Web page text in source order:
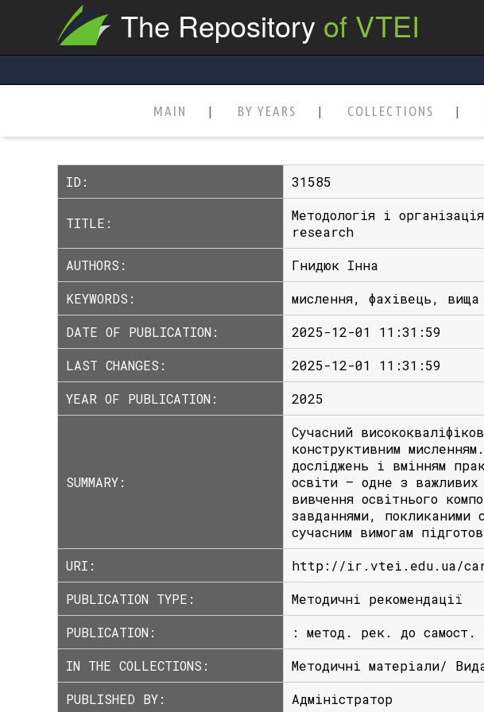
The Repository of VTEI
MAIN BY YEARS COLLECTIONS
ID: 31585
TITLE:
Методологія і
research
AUTHORS:
Гнидюк Інна
KEYWORDS:
мислення, фахівець, вища
DATE OF PUBLICATION:
2025-12-01 11:31:59
LAST CHANGES:
2025-12-01 11:31:59
YEAR OF PUBLICATION:
2025
SUMMARY:
Сучасний
конструктивним
досліджень і вмінням
освіти – одне з
вивчення освітнього
завданнями, покликаними
сучасним вимогам
URI:
http://ir.vtei.edu.ua/
PUBLICATION TYPE:
Методичні рекомендації
PUBLICATION:
: метод. рек. до самост.
IN THE COLLECTIONS:
Методичні матеріали/
PUBLISHED BY:
Адміністратор